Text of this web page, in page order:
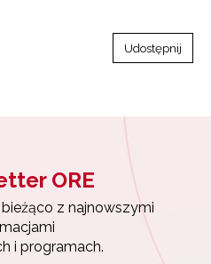
Udostępnij
ORE
z najnowszymi
i programach.